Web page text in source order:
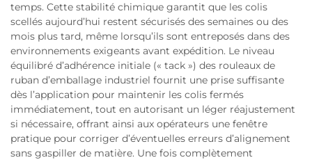
temps. Cette stabilité chimique garantit que les colis
scellés aujourd’hui restent sécurisés des semaines ou des
mois plus tard, même lorsqu’ils sont entreposés dans des
environnements exigeants avant expédition. Le niveau
équilibré d’adhérence initiale (« tack ») des rouleaux de
ruban d’emballage industriel fournit une prise suffisante
dès l’application pour maintenir les colis fermés
immédiatement, tout en autorisant un léger réajustement
si nécessaire, offrant ainsi aux opérateurs une fenêtre
pratique pour corriger d’éventuelles erreurs d’alignement
sans gaspiller de matière. Une fois complètement